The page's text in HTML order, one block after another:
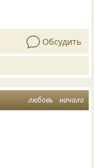
Обсудить
любовь начало